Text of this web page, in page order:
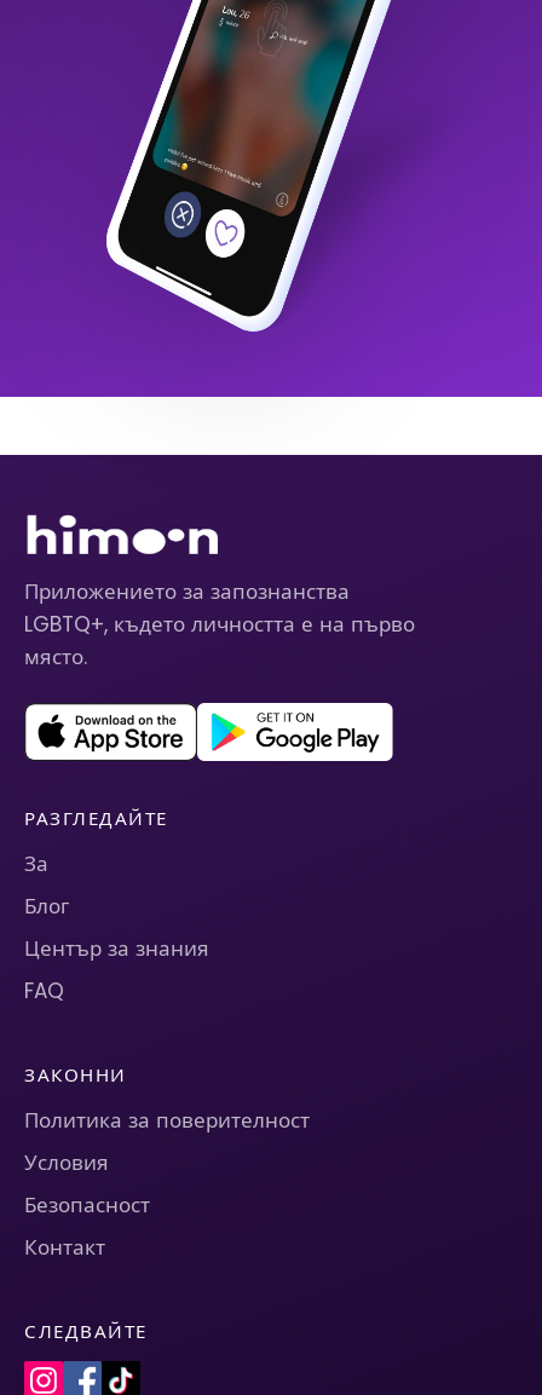
Приложението за запознанства
LGBTQ+, където личността е на първо
място.
РАЗГЛЕДАЙТЕ
За
Блог
Център за знания
FAQ
ЗАКОННИ
Политика за поверителност
Условия
Безопасност
Контакт
СЛЕДВАЙТЕ